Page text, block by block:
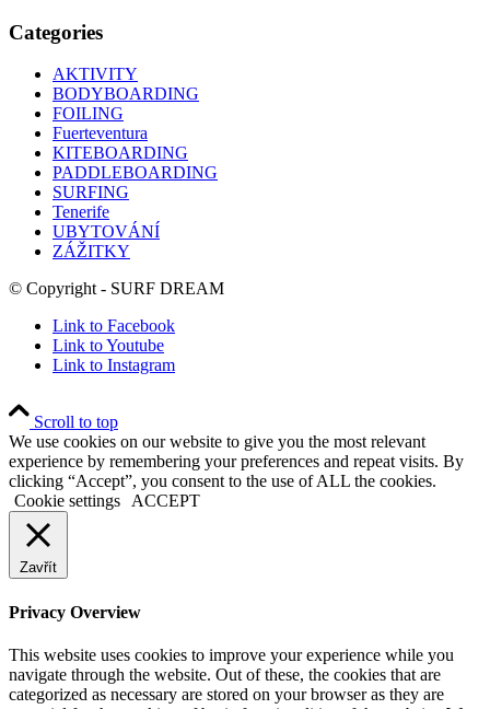
Categories
AKTIVITY
BODYBOARDING
FOILING
Fuerteventura
KITEBOARDING
PADDLEBOARDING
SURFING
Tenerife
UBYTOVÁNÍ
ZÁŽITKY
© Copyright - SURF DREAM
Link to Facebook
Link to Youtube
Link to Instagram
Scroll to top
We use cookies on our website to give you the most relevant
experience by remembering your preferences and repeat visits. By
clicking “Accept”, you consent to the use of ALL the cookies.
Cookie settings
ACCEPT
Zavřít
Privacy Overview
This website uses cookies to improve your experience while you
navigate through the website. Out of these, the cookies that are
categorized as necessary are stored on your browser as they are